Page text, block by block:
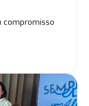
compromisso